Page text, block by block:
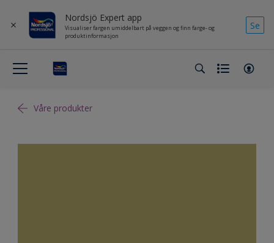
Nordsjö Expert app
Visualiser fargen umiddelbart på veggen og finn farge- og
produktinformasjon
Se
Våre produkter